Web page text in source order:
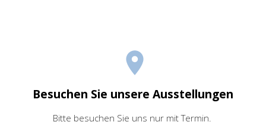
Besuchen Sie unsere Ausstellungen
Bitte besuchen Sie uns nur mit Termin.